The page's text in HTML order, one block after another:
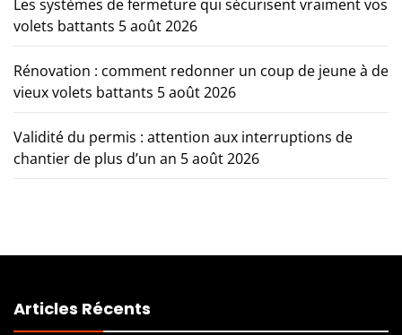
Les systèmes de fermeture qui sécurisent vraiment vos
volets battants 5 août 2026
Rénovation : comment redonner un coup de jeune à de
vieux volets battants 5 août 2026
Validité du permis : attention aux interruptions de
chantier de plus d’un an 5 août 2026
Articles Récents